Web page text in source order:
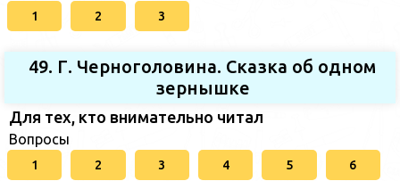
1 2 3
49. Г. Черноголовина. Сказка об одном
зернышке
Для тех, кто внимательно читал
Вопросы
1 2 3 4 5 6